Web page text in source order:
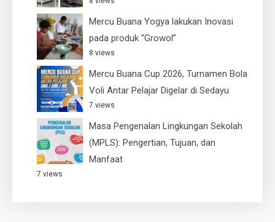
Mercu Buana Yogya lakukan Inovasi
pada produk “Growol”
8 views
Mercu Buana Cup 2026, Turnamen Bola
Voli Antar Pelajar Digelar di Sedayu
7 views
Masa Pengenalan Lingkungan Sekolah
(MPLS): Pengertian, Tujuan, dan
Manfaat
7 views